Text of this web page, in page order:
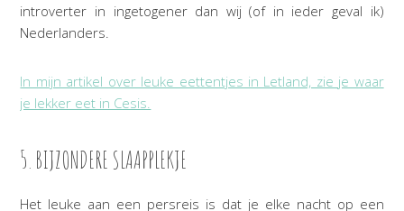
introverter in ingetogener dan wij (of in ieder geval ik)
Nederlanders.
In mijn artikel over leuke eettentjes in Letland, zie je waar
je lekker eet in Cesis.
5. BIJZONDERE SLAAPPLEKJE
Het leuke aan een persreis is dat je elke nacht op een